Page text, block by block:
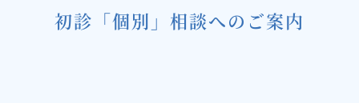
初診「個別」相談へのご案内